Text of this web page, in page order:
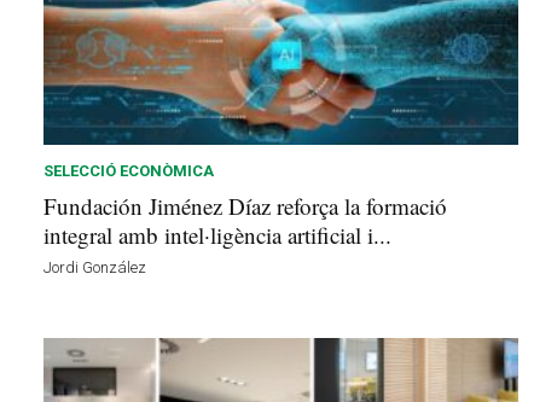
SELECCIÓ ECONÒMICA
Fundación Jiménez Díaz reforça la formació
integral amb intel·ligència artificial i...
Jordi González